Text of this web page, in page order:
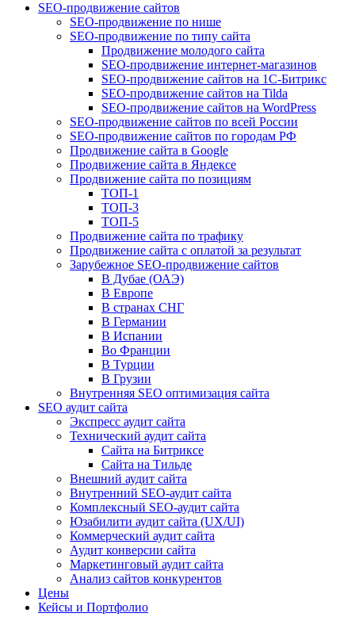
SEO-продвижение сайтов
SEO-продвижение по нише
SEO-продвижение по типу сайта
Продвижение молодого сайта
SEO-продвижение интернет-магазинов
SEO-продвижение сайтов на 1С-Битрикс
SEO-продвижение сайтов на Tilda
SEO-продвижение сайтов на WordPress
SEO-продвижение сайтов по всей России
SEO-продвижение сайтов по городам РФ
Продвижение сайта в Google
Продвижение сайта в Яндексе
Продвижение сайта по позициям
ТОП-1
ТОП-3
ТОП-5
Продвижение сайта по трафику
Продвижение сайта с оплатой за результат
Зарубежное SEO-продвижение сайтов
В Дубае (ОАЭ)
В Европе
В странах СНГ
В Германии
В Испании
Во Франции
В Турции
В Грузии
Внутренняя SEO оптимизация сайта
SEO аудит сайта
Экспресс аудит сайта
Технический аудит сайта
Сайта на Битриксе
Сайта на Тильде
Внешний аудит сайта
Внутренний SEO-аудит сайта
Комплексный SEO-аудит сайта
Юзабилити аудит сайта (UX/UI)
Коммерческий аудит сайта
Аудит конверсии сайта
Маркетинговый аудит сайта
Анализ сайтов конкурентов
Цены
Кейсы и Портфолио